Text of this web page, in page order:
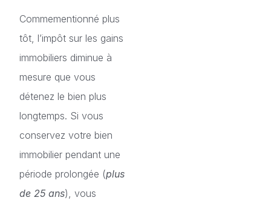
Commementionné plus
tôt, l’impôt sur les gains
immobiliers diminue à
mesure que vous
détenez le bien plus
longtemps. Si vous
conservez votre bien
immobilier pendant une
période prolongée (plus
de 25 ans), vous